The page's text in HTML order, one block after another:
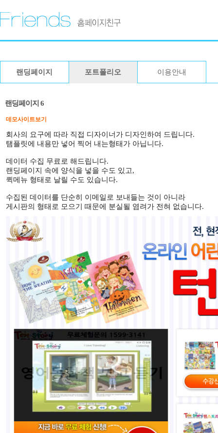
랜딩페이지 포트폴리오 이용안내
랜딩페이지 6
데모사이트보기
회사의 요구에 따라 직접 디자이너가 디자인하여 드립니다.
탬플릿에 내용만 넣어 찍어 내는형태가 아닙니다.
데이터 수집 무료로 해드립니다.
랜딩페이지 속에 양식을 넣을 수도 있고,
퀵메뉴 형태로 날릴 수도 있습니다.
수집된 데이터를 단순히 이메일로 보내들는 것이 아니라
게시판의 형태로 모으기 때문에 분실될 염려가 전혀 없습니다.